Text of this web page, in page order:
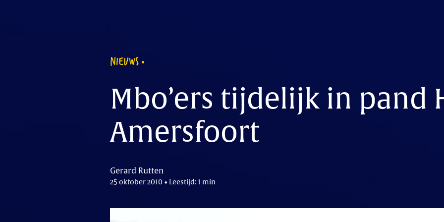
NIEUWS
Mbo’ers tijdelijk in pand
Amersfoort
Gerard Rutten
25 oktober 2010 • Leestijd: 1 min